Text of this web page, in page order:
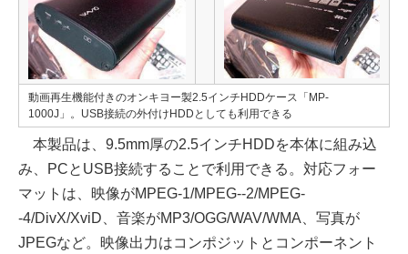
動画再生機能付きのオンキヨー製2.5インチHDDケース「MP-
1000J」。USB接続の外付けHDDとしても利用できる
本製品は、9.5mm厚の2.5インチHDDを本体に組み込
み、PCとUSB接続することで利用できる。対応フォー
マットは、映像がMPEG-1/MPEG--2/MPEG-
-4/DivX/XviD、音楽がMP3/OGG/WAV/WMA、写真が
JPEGなど。映像出力はコンポジットとコンポーネント